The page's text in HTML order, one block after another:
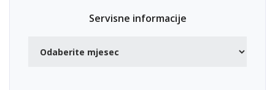
Servisne informacije